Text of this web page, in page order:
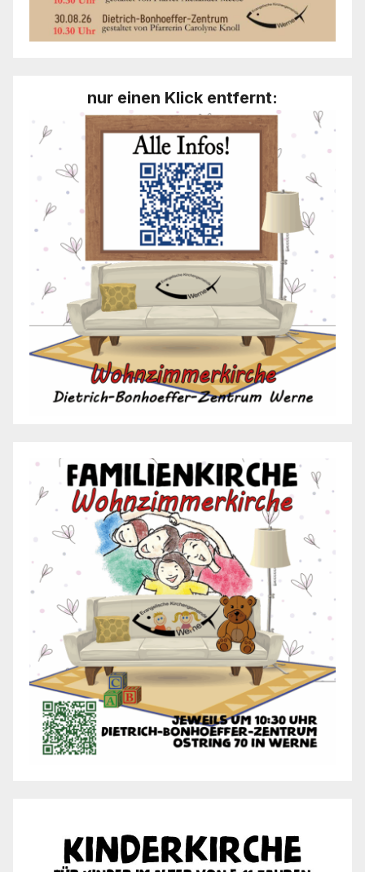
nur einen Klick entfernt: